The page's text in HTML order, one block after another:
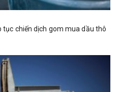
tục chiến dịch gom mua dầu thô